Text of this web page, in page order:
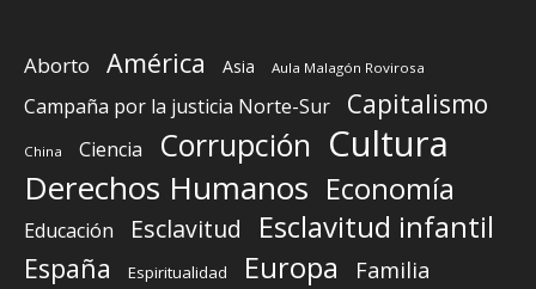
Aborto América Asia Aula Malagón Rovirosa
Campaña por la justicia Norte-Sur Capitalismo
China Ciencia Corrupción Cultura
Derechos Humanos Economía
Educación Esclavitud Esclavitud infantil
España Espiritualidad Europa Familia